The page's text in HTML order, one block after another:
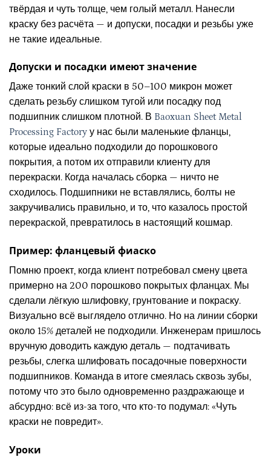
твёрдая и чуть толще, чем голый металл. Нанесли
краску без расчёта — и допуски, посадки и резьбы уже
не такие идеальные.
Допуски и посадки имеют значение
Даже тонкий слой краски в 50–100 микрон может
сделать резьбу слишком тугой или посадку под
подшипник слишком плотной. В Baoxuan Sheet Metal
Processing Factory у нас были маленькие фланцы,
которые идеально подходили до порошкового
покрытия, а потом их отправили клиенту для
перекраски. Когда началась сборка — ничто не
сходилось. Подшипники не вставлялись, болты не
закручивались правильно, и то, что казалось простой
перекраской, превратилось в настоящий кошмар.
Пример: фланцевый фиаско
Помню проект, когда клиент потребовал смену цвета
примерно на 200 порошково покрытых фланцах. Мы
сделали лёгкую шлифовку, грунтование и покраску.
Визуально всё выглядело отлично. Но на линии сборки
около 15% деталей не подходили. Инженерам пришлось
вручную доводить каждую деталь — подтачивать
резьбы, слегка шлифовать посадочные поверхности
подшипников. Команда в итоге смеялась сквозь зубы,
потому что это было одновременно раздражающе и
абсурдно: всё из-за того, что кто-то подумал: «Чуть
краски не повредит».
Уроки